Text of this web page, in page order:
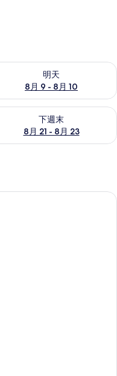
明天
8月 9 - 8月 10
明天 (8月 9 - 8月 10) 的供
下週末
8月 21 - 8月 23
下週末 (8月 21 - 8月 23)